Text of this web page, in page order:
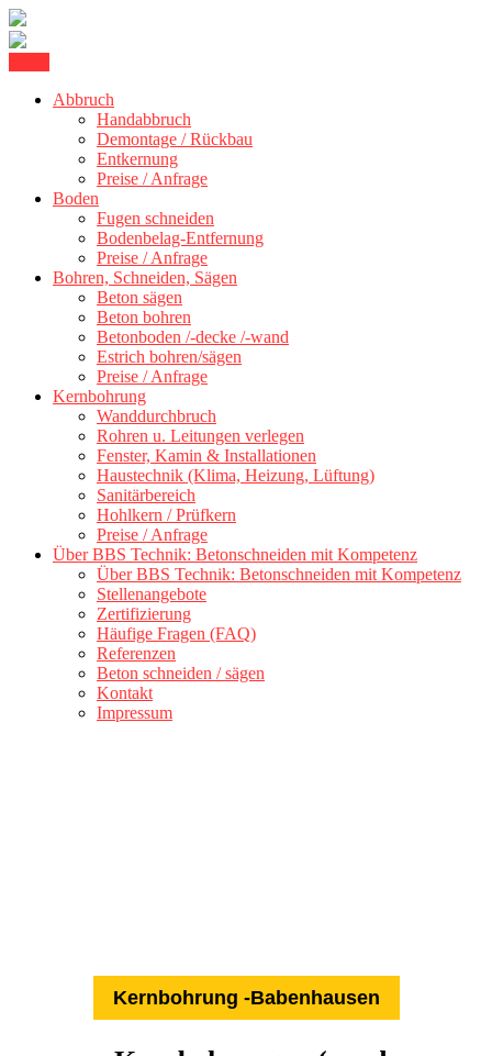
content
BBS Technik GmbH
300 kmAbbruch
Handabbruch
Demontage / Rückbau
Entkernung
Preise / Anfrage
Boden
Fugen schneiden
Bodenbelag-Entfernung
Preise / Anfrage
Bohren, Schneiden, Sägen
Beton sägen
Beton bohren
Betonboden /-decke /-wand
Estrich bohren/sägen
Preise / Anfrage
Kernbohrung
Wanddurchbruch
Rohren u. Leitungen verlegen
Fenster, Kamin & Installationen
Haustechnik (Klima, Heizung, Lüftung)
Sanitärbereich
Hohlkern / Prüfkern
Preise / Anfrage
Über BBS Technik: Betonschneiden mit Kompetenz
Über BBS Technik: Betonschneiden mit Kompetenz
Stellenangebote
Zertifizierung
Häufige Fragen (FAQ)
Referenzen
Beton schneiden / sägen
Kontakt
Impressum
Kernbohrung -Babenhausen